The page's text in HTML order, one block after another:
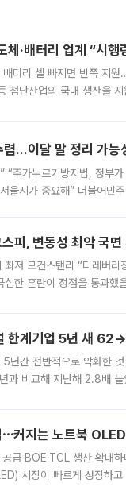
체·배터리 업계 “시행
터리 셀 빠지면 반쪽 지
첨단산업의 국내 생산을
렴…이달 말 정리 가능
주가누르기방지법, 정부가
울시가 중요해” 더불어민
피, 변동성 최악 국
저 모건스탠리 “디레버리
심한 혼란이 정점을 통과
한계기업 5년 새
년간 전반적으로 악화한
과 비교해 지난해 2.8배 늘
⋯커지는 노트북
급 BOE·TCL 생산 확대
시장이 빠르게 성장하고